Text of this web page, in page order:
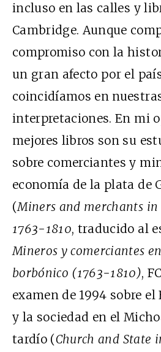
incluso en las calles y
Cambridge. Aunque
compromiso con la
un gran afecto por el
coincidíamos en
interpretaciones. En mi
mejores libros son su
sobre comerciantes y
economía de la plata de
(Miners and merchants in
1763-1810, traducido al
Mineros y comerciantes
borbónico (1763-1810),
examen de 1994 sobre
y la sociedad en el
tardío (Church and State